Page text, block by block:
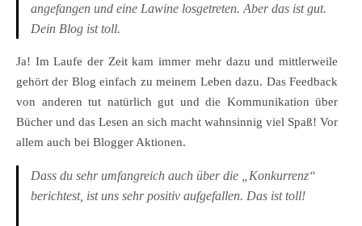
angefangen und eine Lawine losgetreten. Aber das ist gut.
Dein Blog ist toll.
Ja! Im Laufe der Zeit kam immer mehr dazu und mittlerweile
gehört der Blog einfach zu meinem Leben dazu. Das Feedback
von anderen tut natürlich gut und die Kommunikation über
Bücher und das Lesen an sich macht wahnsinnig viel Spaß! Vor
allem auch bei Blogger Aktionen.
Dass du sehr umfangreich auch über die „Konkurrenz“
berichtest, ist uns sehr positiv aufgefallen. Das ist toll!